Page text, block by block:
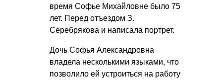
время Софье Михайловне было 75
лет. Перед отъездом З.
Серебрякова и написала портрет.
Дочь Софья Александровна
владела несколькими языками, что
позволило ей устроиться на работу